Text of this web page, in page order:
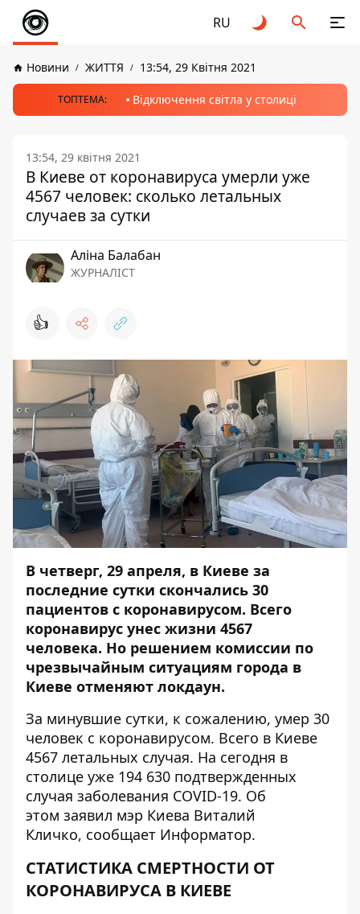
RU
Новини ЖИТТЯ 13:54, 29 Квітня 2021
ТОПТЕМА: Відключення світла у столиці
13:54, 29 квітня 2021
В Киеве от коронавируса умерли уже
4567 человек: сколько летальных
случаев за сутки
Аліна Балабан
ЖУРНАЛІСТ
👍
В четверг, 29 апреля, в Киеве за
последние сутки скончались 30
пациентов с коронавирусом. Всего
коронавирус унес жизни 4567
человека. Но решением комиссии по
чрезвычайным ситуациям города в
Киеве отменяют локдаун.
За минувшие сутки, к сожалению, умер 30
человек с коронавирусом. Всего в Киеве
4567 летальных случая. На сегодня в
столице уже 194 630 подтвержденных
случая заболевания COVID-19. Об
этом заявил мэр Киева Виталий
Кличко, сообщает Информатор.
СТАТИСТИКА СМЕРТНОСТИ ОТ
КОРОНАВИРУСА В КИЕВЕ